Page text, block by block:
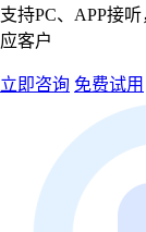
支持PC、APP接
应客户
立即咨询 免费试用